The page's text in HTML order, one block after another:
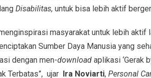
Disabilitas, untuk bisa lebih aktif
masyarakat untuk lebih aktif
Sumber Daya Manusia yang
dengan men-downloadaplikasi ‘Gerak
Terbatas”, ujar Ira Noviarti, Personal